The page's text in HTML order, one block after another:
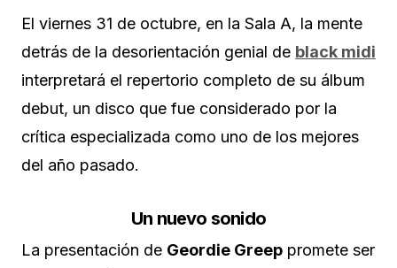
El viernes 31 de octubre, en la Sala A, la mente
detrás de la desorientación genial de black midi
interpretará el repertorio completo de su álbum
debut, un disco que fue considerado por la
crítica especializada como uno de los mejores
del año pasado.
Un nuevo sonido
La presentación de Geordie Greep promete ser